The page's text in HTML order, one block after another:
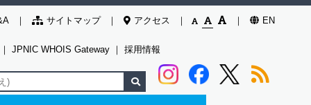
サイトマップ アクセス EN
｜ JPNIC WHOIS Gateway ｜ 採用情報